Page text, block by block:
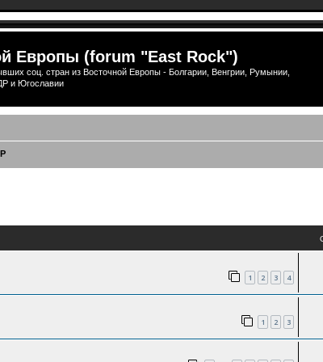
Европы (forum "East Rock")
соц. стран из Восточной Европы - Болгарии, Венгрии, Румынии,
и Югославии
1 2 3 4
1 2 3